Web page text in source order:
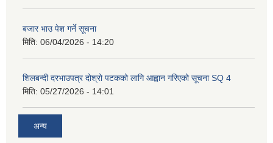
बजार भाउ पेश गर्ने सूचना
मिति: 06/04/2026 - 14:20
शिलबन्दी दरभाउपत्र दोश्रो पटकको लागि आह्वान गरिएको सूचना SQ 4
मिति: 05/27/2026 - 14:01
अन्य